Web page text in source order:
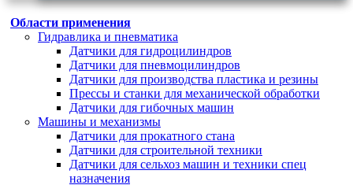
Области применения
Гидравлика и пневматика
Датчики для гидроцилиндров
Датчики для пневмоцилиндров
Датчики для производства пластика и резины
Прессы и станки для механической обработки
Датчики для гибочных машин
Машины и механизмы
Датчики для прокатного стана
Датчики для строительной техники
Датчики для сельхоз машин и техники спец
назначения